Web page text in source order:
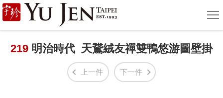
宇
珍
國
單
219 明治時代 天鵞絨友禪雙鴨悠游圖壁掛
上一件 下一件